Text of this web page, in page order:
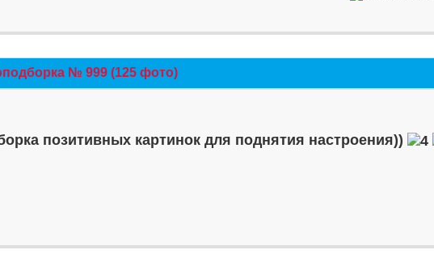
№ 999 (125 фото)
позитивных картинок для поднятия настроения))